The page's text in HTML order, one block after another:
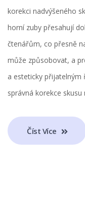
korekci nadvýšeného
horní zuby přesahují
čtenářům, co přesně
může způsobovat, a
a esteticky přijatelným
správná korekce
Číst Více